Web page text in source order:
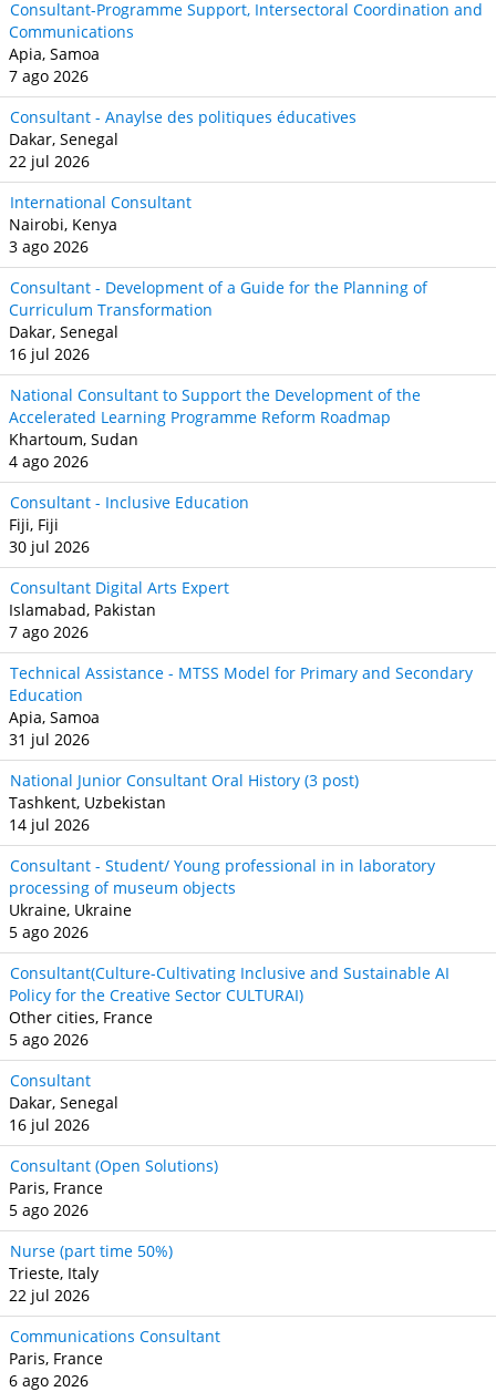
Consultant-Programme Support, Intersectoral Coordination and
Communications
Apia, Samoa
7 ago 2026
Consultant - Anaylse des politiques éducatives
Dakar, Senegal
22 jul 2026
International Consultant
Nairobi, Kenya
3 ago 2026
Consultant - Development of a Guide for the Planning of
Curriculum Transformation
Dakar, Senegal
16 jul 2026
National Consultant to Support the Development of the
Accelerated Learning Programme Reform Roadmap
Khartoum, Sudan
4 ago 2026
Consultant - Inclusive Education
Fiji, Fiji
30 jul 2026
Consultant Digital Arts Expert
Islamabad, Pakistan
7 ago 2026
Technical Assistance - MTSS Model for Primary and Secondary
Education
Apia, Samoa
31 jul 2026
National Junior Consultant Oral History (3 post)
Tashkent, Uzbekistan
14 jul 2026
Consultant - Student/ Young professional in in laboratory
processing of museum objects
Ukraine, Ukraine
5 ago 2026
Consultant(Culture-Cultivating Inclusive and Sustainable AI
Policy for the Creative Sector CULTURAI)
Other cities, France
5 ago 2026
Consultant
Dakar, Senegal
16 jul 2026
Consultant (Open Solutions)
Paris, France
5 ago 2026
Nurse (part time 50%)
Trieste, Italy
22 jul 2026
Communications Consultant
Paris, France
6 ago 2026